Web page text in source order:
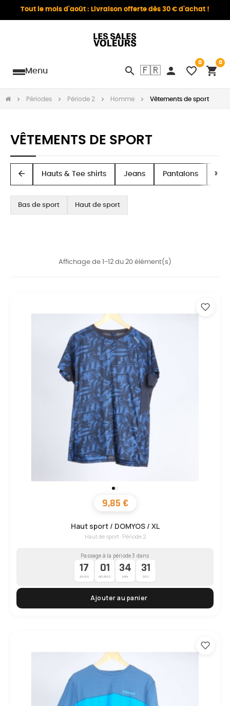
Tout le mois d'août : Livraison offerte dès 30 € d'achat !
Menu search 🇫🇷 person favorite_border
0
shopping_cart
0
Périodes Période 2 Homme Vêtements de sport
VÊTEMENTS DE SPORT
arrow_back Hauts & Tee shirts Jeans Pantalons
Bas de sport Haut de sport
Affichage de 1-12 du 20 élément(s)
9,85 €
Haut sport / DOMYOS / XL
Haut de sport · Période 2
Passage à la période 3 dans
17
JOURS
01
HEURES
34
MIN
30
SEC
Ajouter au panier